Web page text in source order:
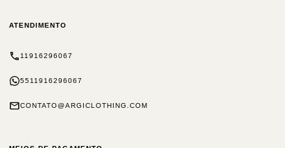
ATENDIMENTO
11916296067
5511916296067
CONTATO@ARGICLOTHING.COM